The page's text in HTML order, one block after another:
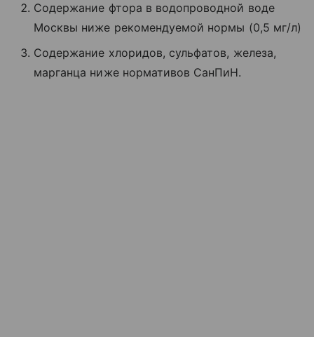
Содержание фтора в водопроводной воде
Москвы ниже рекомендуемой нормы (0,5 мг/л)
Содержание хлоридов, сульфатов, железа,
марганца ниже нормативов СанПиН.